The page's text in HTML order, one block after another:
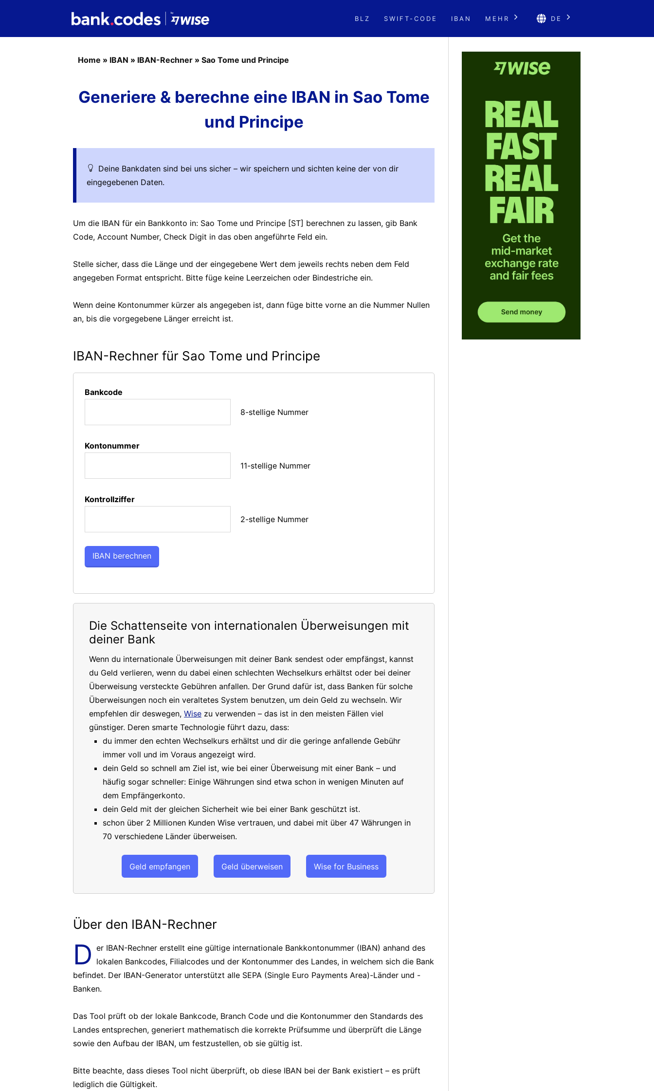
BLZ SWIFT-CODE IBAN MEHR DE
Home » IBAN » IBAN-Rechner » Sao Tome und Principe
Generiere & berechne eine IBAN in Sao Tome
und Principe
Deine Bankdaten sind bei uns sicher – wir speichern und sichten keine der von dir
eingegebenen Daten.
Um die IBAN für ein Bankkonto in: Sao Tome und Principe [ST] berechnen zu lassen, gib Bank
Code, Account Number, Check Digit in das oben angeführte Feld ein.
Stelle sicher, dass die Länge und der eingegebene Wert dem jeweils rechts neben dem Feld
angegeben Format entspricht. Bitte füge keine Leerzeichen oder Bindestriche ein.
Wenn deine Kontonummer kürzer als angegeben ist, dann füge bitte vorne an die Nummer Nullen
an, bis die vorgegebene Länger erreicht ist.
IBAN-Rechner für Sao Tome und Principe
Bankcode
8-stellige Nummer
Kontonummer
11-stellige Nummer
Kontrollziffer
2-stellige Nummer
Die Schattenseite von internationalen Überweisungen mit
deiner Bank
Wenn du internationale Überweisungen mit deiner Bank sendest oder empfängst, kannst
du Geld verlieren, wenn du dabei einen schlechten Wechselkurs erhältst oder bei deiner
Überweisung versteckte Gebühren anfallen. Der Grund dafür ist, dass Banken für solche
Überweisungen noch ein veraltetes System benutzen, um dein Geld zu wechseln. Wir
empfehlen dir deswegen, Wise zu verwenden – das ist in den meisten Fällen viel
günstiger. Deren smarte Technologie führt dazu, dass:
du immer den echten Wechselkurs erhältst und dir die geringe anfallende Gebühr
immer voll und im Voraus angezeigt wird.
dein Geld so schnell am Ziel ist, wie bei einer Überweisung mit einer Bank – und
häufig sogar schneller: Einige Währungen sind etwa schon in wenigen Minuten auf
dem Empfängerkonto.
dein Geld mit der gleichen Sicherheit wie bei einer Bank geschützt ist.
schon über 2 Millionen Kunden Wise vertrauen, und dabei mit über 47 Währungen in
70 verschiedene Länder überweisen.
Geld empfangen Geld überweisen Wise for Business
Über den IBAN-Rechner
D er IBAN-Rechner erstellt eine gültige internationale Bankkontonummer (IBAN) anhand des
lokalen Bankcodes, Filialcodes und der Kontonummer des Landes, in welchem sich die Bank
befindet. Der IBAN-Generator unterstützt alle SEPA (Single Euro Payments Area)-Länder und -
Banken.
Das Tool prüft ob der lokale Bankcode, Branch Code und die Kontonummer den Standards des
Landes entsprechen, generiert mathematisch die korrekte Prüfsumme und überprüft die Länge
sowie den Aufbau der IBAN, um festzustellen, ob sie gültig ist.
Bitte beachte, dass dieses Tool nicht überprüft, ob diese IBAN bei der Bank existiert – es prüft
lediglich die Gültigkeit.